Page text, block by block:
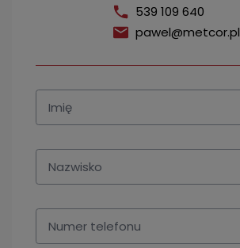
539 109 640
pawel@metcor.pl